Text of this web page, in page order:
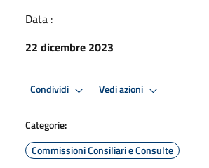
Data :
22 dicembre 2023
Condividi Vedi azioni
Categorie:
Commissioni Consiliari e Consulte